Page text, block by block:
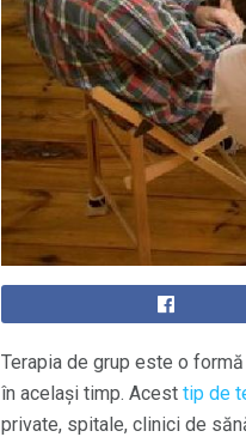
Terapia de grup este o
în același timp. Acest tip de
private, spitale, clinici de